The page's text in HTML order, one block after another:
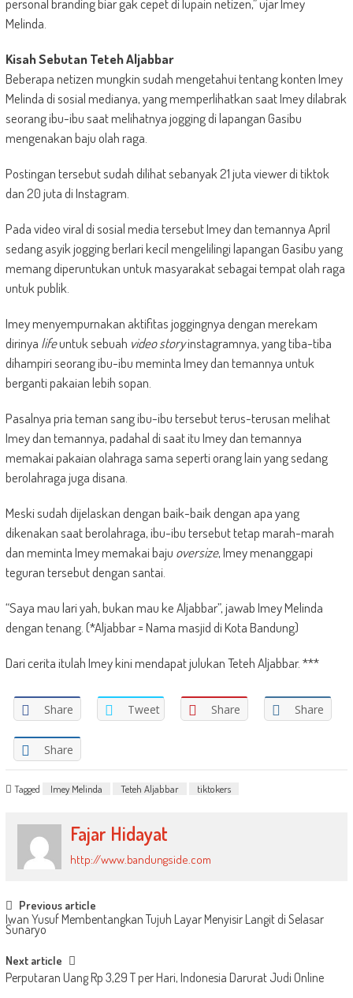
personal branding biar gak cepet di lupain netizen,” ujar Imey
Melinda.
Kisah Sebutan Teteh Aljabbar
Beberapa netizen mungkin sudah mengetahui tentang konten Imey
Melinda di sosial medianya, yang memperlihatkan saat Imey dilabrak
seorang ibu-ibu saat melihatnya jogging di lapangan Gasibu
mengenakan baju olah raga.
Postingan tersebut sudah dilihat sebanyak 21 juta viewer di tiktok
dan 20 juta di Instagram.
Pada video viral di sosial media tersebut Imey dan temannya April
sedang asyik jogging berlari kecil mengelilingi lapangan Gasibu yang
memang diperuntukan untuk masyarakat sebagai tempat olah raga
untuk publik.
Imey menyempurnakan aktifitas joggingnya dengan merekam
dirinya lifeuntuk sebuah video storyinstagramnya, yang tiba-tiba
dihampiri seorang ibu-ibu meminta Imey dan temannya untuk
berganti pakaian lebih sopan.
Pasalnya pria teman sang ibu-ibu tersebut terus-terusan melihat
Imey dan temannya, padahal di saat itu Imey dan temannya
memakai pakaian olahraga sama seperti orang lain yang sedang
berolahraga juga disana.
Meski sudah dijelaskan dengan baik-baik dengan apa yang
dikenakan saat berolahraga, ibu-ibu tersebut tetap marah-marah
dan meminta Imey memakai baju oversize, Imey menanggapi
teguran tersebut dengan santai.
“Saya mau lari yah, bukan mau ke Aljabbar”, jawab Imey Melinda
dengan tenang. (*Aljabbar = Nama masjid di Kota Bandung)
Dari cerita itulah Imey kini mendapat julukan Teteh Aljabbar. ***
Share Tweet Share Share
Share
Tagged Imey Melinda Teteh Aljabbar tiktokers
Fajar Hidayat
http://www.bandungside.com
Post
navigation
Previous article
Iwan Yusuf Membentangkan Tujuh Layar Menyisir Langit di Selasar
Sunaryo
Next article
Perputaran Uang Rp 3,29 T per Hari, Indonesia Darurat Judi Online